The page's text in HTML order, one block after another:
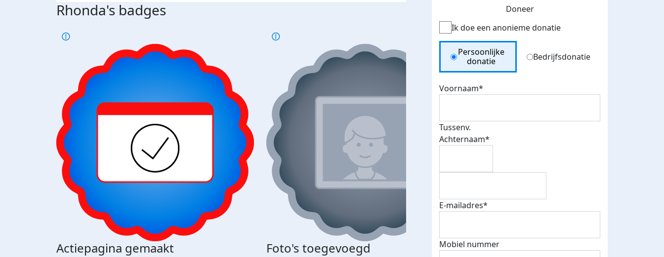
Rhonda's badges
Actiepagina gemaakt Foto's toegevoegd E-mails verstuurd
€500 euro opgehaald: t-shirt
Doneer
Ik doe een anonieme donatie
Donation Type
Persoonlijke
donatie
Bedrijfsdonatie
Voornaam*
Tussenv.
Achternaam*
E-mailadres*
Mobiel nummer